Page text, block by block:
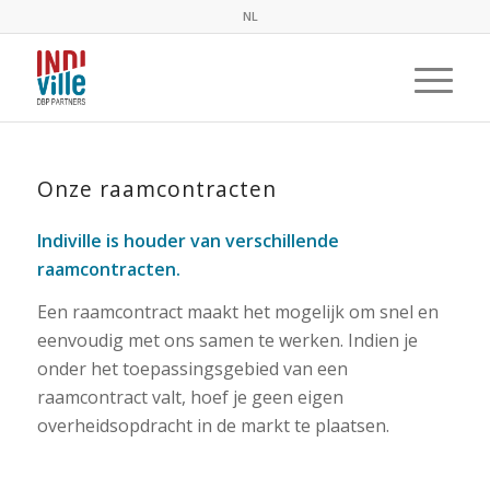
NL
Onze raamcontracten
Indiville is houder van verschillende
raamcontracten.
Een raamcontract maakt het mogelijk om snel en
eenvoudig met ons samen te werken. Indien je
onder het toepassingsgebied van een
raamcontract valt, hoef je geen eigen
overheidsopdracht in de markt te plaatsen.